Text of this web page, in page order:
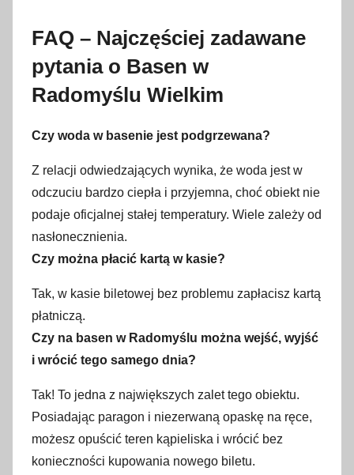
FAQ – Najczęściej zadawane
pytania o Basen w
Radomyślu Wielkim
Czy woda w basenie jest podgrzewana?
Z relacji odwiedzających wynika, że woda jest w
odczuciu bardzo ciepła i przyjemna, choć obiekt nie
podaje oficjalnej stałej temperatury. Wiele zależy od
nasłonecznienia.
Czy można płacić kartą w kasie?
Tak, w kasie biletowej bez problemu zapłacisz kartą
płatniczą.
Czy na basen w Radomyślu można wejść, wyjść
i wrócić tego samego dnia?
Tak! To jedna z największych zalet tego obiektu.
Posiadając paragon i niezerwaną opaskę na ręce,
możesz opuścić teren kąpieliska i wrócić bez
konieczności kupowania nowego biletu.